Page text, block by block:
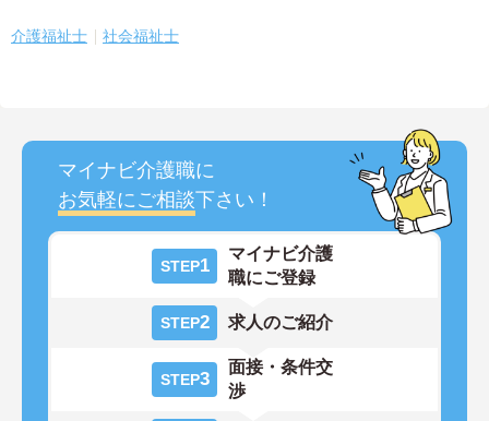
介護福祉士 社会福祉士
マイナビ介護職に
お気軽にご相談下さい！
STEP1
マイナビ介護
職にご登録
STEP2 求人のご紹介
STEP3
面接・条件交
渉